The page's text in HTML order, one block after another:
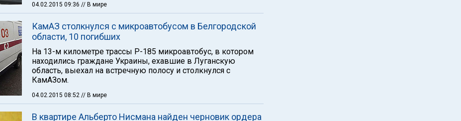
04.02.2015 09:36 // В мире
КамАЗ столкнулся с микроавтобусом в Белгородской
области, 10 погибших
На 13-м километре трассы Р-185 микроавтобус, в котором
находились граждане Украины, ехавшие в Луганскую
область, выехал на встречную полосу и столкнулся с
КамАЗом.
04.02.2015 08:52 // В мире
В квартире Альберто Нисмана найден черновик ордера